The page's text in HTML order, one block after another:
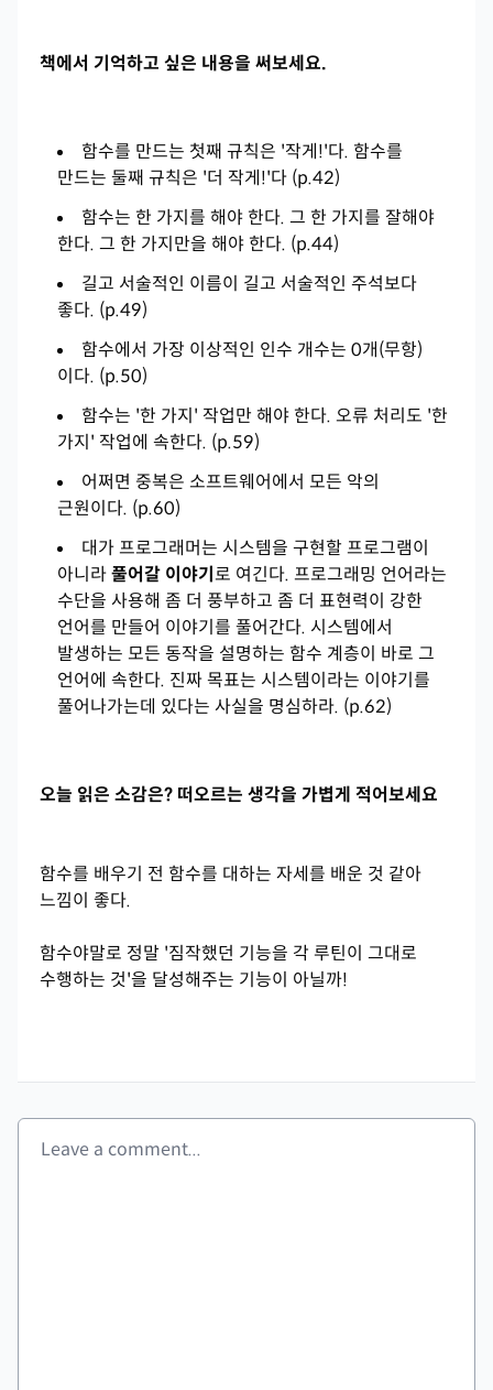
책에서 기억하고 싶은 내용을 써보세요.
함수를 만드는 첫째 규칙은 '작게!'다. 함수를
만드는 둘째 규칙은 '더 작게!'다 (p.42)
함수는 한 가지를 해야 한다. 그 한 가지를 잘해야
한다. 그 한 가지만을 해야 한다. (p.44)
길고 서술적인 이름이 길고 서술적인 주석보다
좋다. (p.49)
함수에서 가장 이상적인 인수 개수는 0개(무항)
이다. (p.50)
함수는 '한 가지' 작업만 해야 한다. 오류 처리도 '한
가지' 작업에 속한다. (p.59)
어쩌면 중복은 소프트웨어에서 모든 악의
근원이다. (p.60)
대가 프로그래머는 시스템을 구현할 프로그램이
아니라풀어갈 이야기 로 여긴다. 프로그래밍 언어라는
수단을 사용해 좀 더 풍부하고 좀 더 표현력이 강한
언어를 만들어 이야기를 풀어간다. 시스템에서
발생하는 모든 동작을 설명하는 함수 계층이 바로 그
언어에 속한다. 진짜 목표는 시스템이라는 이야기를
풀어나가는데 있다는 사실을 명심하라. (p.62)
오늘 읽은 소감은? 떠오르는 생각을 가볍게 적어보세요
함수를 배우기 전 함수를 대하는 자세를 배운 것 같아
느낌이 좋다.
함수야말로 정말 '짐작했던 기능을 각 루틴이 그대로
수행하는 것'을 달성해주는 기능이 아닐까!